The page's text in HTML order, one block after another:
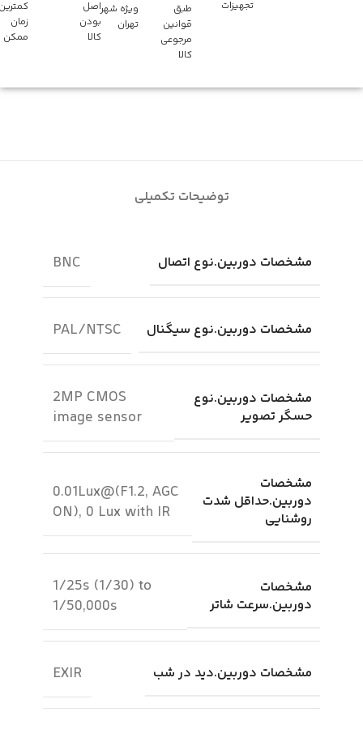
تجهیزات
طبق
قوانین
مرجوعی
کالا
ویژه شهر
تهران
اصل
بودن
کالا
زمان
ممکن
توضیحات تکمیلی
مشخصات دوربین.نوع اتصال BNC
مشخصات دوربین.نوع سیگنال PAL/NTSC
مشخصات دوربین.نوع
حسگر تصویر
2MP CMOS
image sensor
مشخصات
دوربین.حداقل شدت
روشنایی
0.01Lux@(F1.2, AGC
ON), 0 Lux with IR
مشخصات
دوربین.سرعت شاتر
1/25s (1/30) to
1/50,000s
مشخصات دوربین.دید در شب EXIR